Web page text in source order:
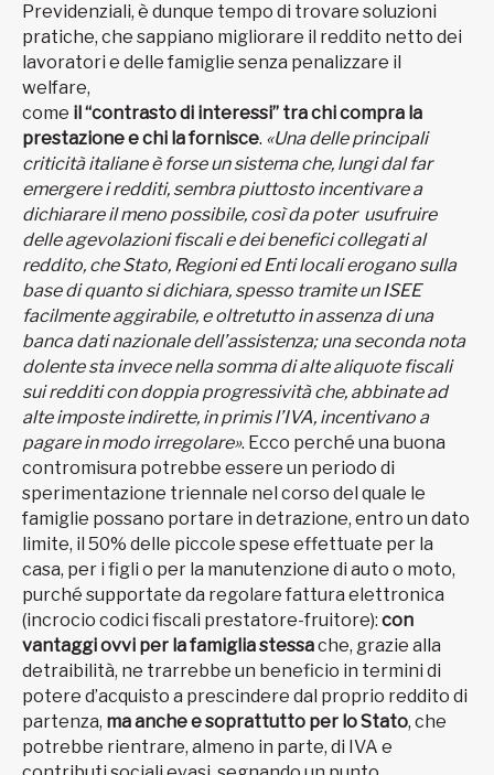
Previdenziali, è dunque tempo di trovare soluzioni
pratiche, che sappiano migliorare il reddito netto dei
lavoratori e delle famiglie senza penalizzare il
welfare,
come il “contrasto di interessi” tra chi compra la
prestazione e chi la fornisce. «Una delle principali
criticità italiane è forse un sistema che, lungi dal far
emergere i redditi, sembra piuttosto incentivare a
dichiarare il meno possibile, così da poter usufruire
delle agevolazioni fiscali e dei benefici collegati al
reddito, che Stato, Regioni ed Enti locali erogano sulla
base di quanto si dichiara, spesso tramite un ISEE
facilmente aggirabile, e oltretutto in assenza di una
banca dati nazionale dell’assistenza; una seconda nota
dolente sta invece nella somma di alte aliquote fiscali
sui redditi con doppia progressività che, abbinate ad
alte imposte indirette, in primis l’IVA, incentivano a
pagare in modo irregolare». Ecco perché una buona
contromisura potrebbe essere un periodo di
sperimentazione triennale nel corso del quale le
famiglie possano portare in detrazione, entro un dato
limite, il 50% delle piccole spese effettuate per la
casa, per i figli o per la manutenzione di auto o moto,
purché supportate da regolare fattura elettronica
(incrocio codici fiscali prestatore-fruitore): con
vantaggi ovvi per la famiglia stessache, grazie alla
detraibilità, ne trarrebbe un beneficio in termini di
potere d’acquisto a prescindere dal proprio reddito di
partenza, ma anche e soprattutto per lo Stato, che
potrebbe rientrare, almeno in parte, di IVA e